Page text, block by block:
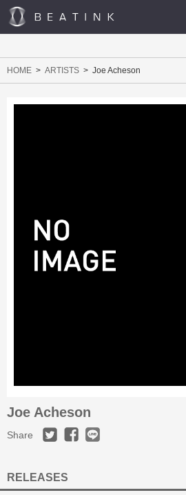
HOME ARTISTS Joe Acheson
Joe Acheson
Share
RELEASES